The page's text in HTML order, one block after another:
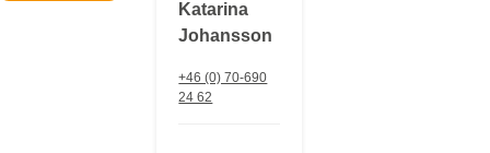
Katarina
Johansson
+46 (0) 70-690
24 62